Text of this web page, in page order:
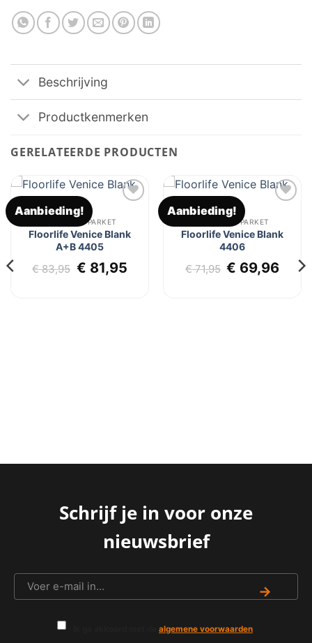
Beschrijving
Productkenmerken
GERELATEERDE PRODUCTEN
Aanbieding!
aan
verlanglijst
FLOORLIFE PARKET
Floorlife Venice Blank
A+B 4405
€83,95 Oorspronkelijke
prijs
€ 81,95Huidige
Aanbieding!
aan
verlanglijst
FLOORLIFE PARKET
Floorlife Venice Blank
4406
€71,95
prijs
€ 69,96
Schrijf je in voor onze
nieuwsbrief
→
algemene voorwaarden